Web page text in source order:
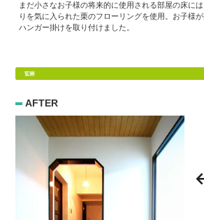
まだ小さなお子様の将来的に使用される部屋の床に
りを気に入られた栗のフローリングを使用。お子様
ハンガー掛けを取り付けました。
AFTER